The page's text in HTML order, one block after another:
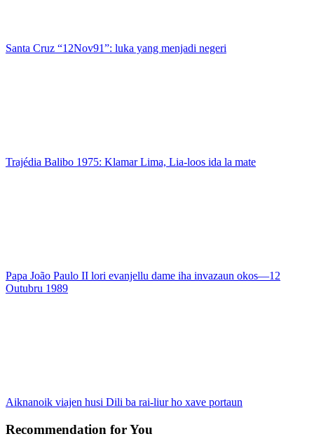
Santa Cruz “12Nov91”: luka yang menjadi negeri
Trajédia Balibo 1975: Klamar Lima, Lia-loos ida la mate
Papa João Paulo II lori evanjellu dame iha invazaun okos—12
Outubru 1989
Aiknanoik viajen husi Dili ba rai-liur ho xave portaun
Recommendation for You